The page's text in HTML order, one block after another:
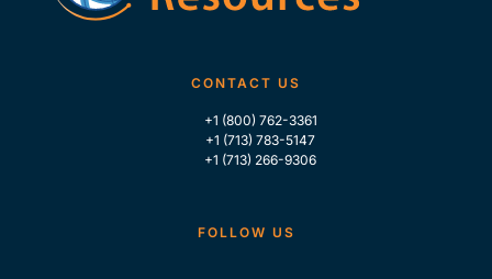
CONTACT US
+1 (800) 762-3361
+1 (713) 783-5147
+1 (713) 266-9306
FOLLOW US